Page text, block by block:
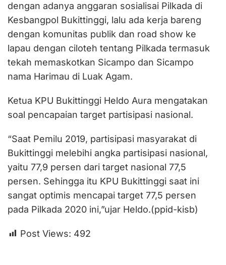
dengan adanya anggaran sosialisai Pilkada di
Kesbangpol Bukittinggi, lalu ada kerja bareng
dengan komunitas publik dan road show ke
lapau dengan ciloteh tentang Pilkada termasuk
tekah memaskotkan Sicampo dan Sicampo
nama Harimau di Luak Agam.
Ketua KPU Bukittinggi Heldo Aura mengatakan
soal pencapaian target partisipasi nasional.
“Saat Pemilu 2019, partisipasi masyarakat di
Bukittinggi melebihi angka partisipasi nasional,
yaitu 77,9 persen dari target nasional 77,5
persen. Sehingga itu KPU Bukittinggi saat ini
sangat optimis mencapai target 77,5 persen
pada Pilkada 2020 ini,”ujar Heldo.(ppid-kisb)
Post Views: 492